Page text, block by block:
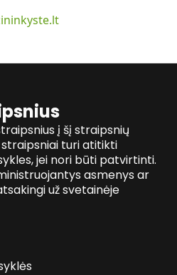
į šį straipsnių
turi atitikti
jei nori būti patvirtinti.
asmenys ar
už svetainėje